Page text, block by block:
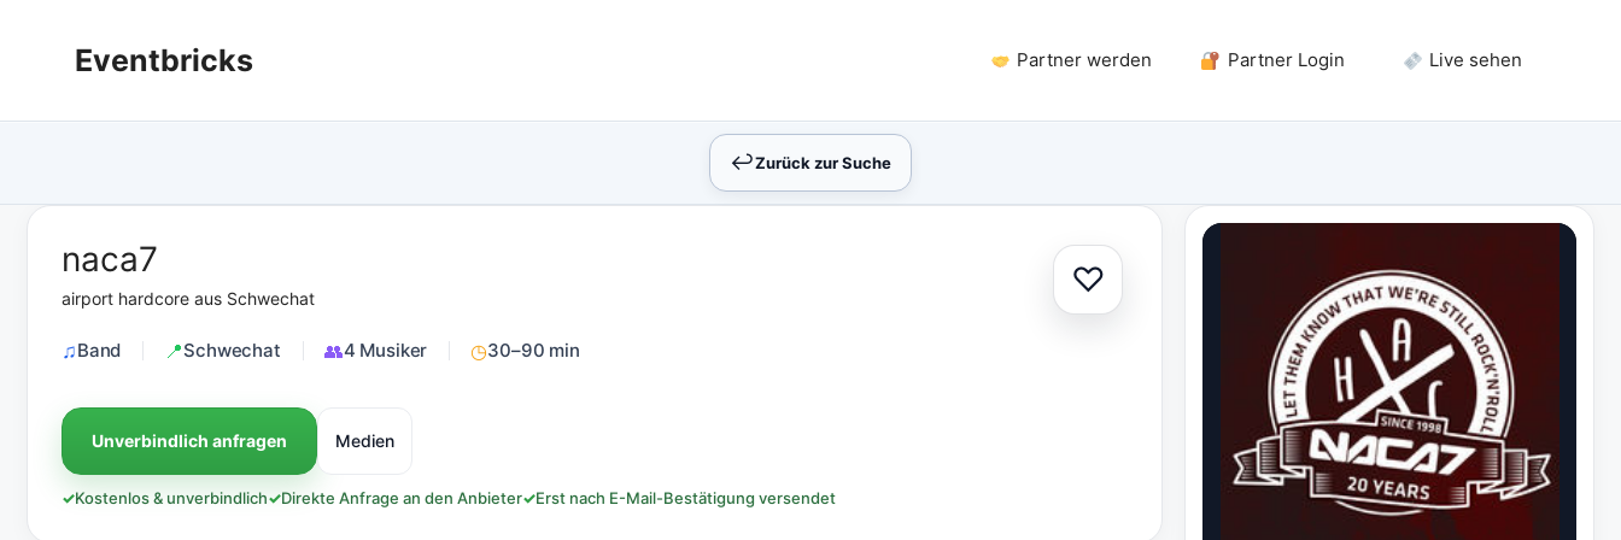
springenEventbricks Partner werden Partner Login Live sehen
↩︎Zurück zur Suche
♡Zur Auswahl hinzufügen
naca7
airport hardcore aus Schwechat
Band Schwechat 4 Musiker 30–90 min
Unverbindlich anfragen Medien
✓Kostenlos & unverbindlich✓Direkte Anfrage an den Anbieter✓Erst nach E-Mail-Bestätigung versendet